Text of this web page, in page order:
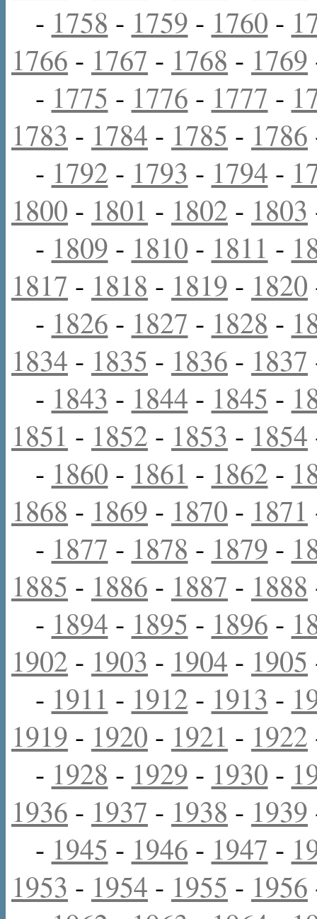
- 1758 - 1759 - 1760 -
1766 - 1767 - 1768 - 1769
- 1775 - 1776 - 1777 -
1783 - 1784 - 1785 - 1786
- 1792 - 1793 - 1794 -
1800 - 1801 - 1802 - 1803
- 1809 - 1810 - 1811 -
1817 - 1818 - 1819 - 1820
- 1826 - 1827 - 1828 -
1834 - 1835 - 1836 - 1837
- 1843 - 1844 - 1845 -
1851 - 1852 - 1853 - 1854
- 1860 - 1861 - 1862 -
1868 - 1869 - 1870 - 1871
- 1877 - 1878 - 1879 -
1885 - 1886 - 1887 - 1888
- 1894 - 1895 - 1896 -
1902 - 1903 - 1904 - 1905
- 1911 - 1912 - 1913 -
1919 - 1920 - 1921 - 1922
- 1928 - 1929 - 1930 -
1936 - 1937 - 1938 - 1939
- 1945 - 1946 - 1947 -
1953 - 1954 - 1955 - 1956